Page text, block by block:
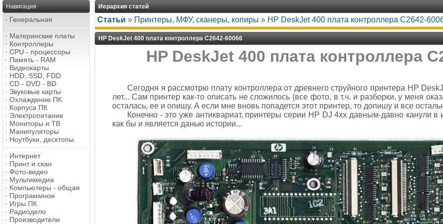
Навигация
· Генеральная
· Материнские платы
· Контроллеры
· CPU - процессоры
· Память - RAM
· Видеокарты
· HDD, SSD, FDD
· CD - DVD - BD
· Звуковые карты
· Охлаждение ПК
· Корпуса ПК
· Электропитание
· Мониторы и ТВ
· Манипуляторы
· Ноутбуки, десктопы
· Интернет
· Принт и скан
· Фото-видео
· Мультимедиа
· Компьютеры - общая
· Программное
· Игры ПК
· Радиодело
· Производители
Иерархия статей
Статьи » Принтеры, МФУ, сканеры, копиры » HP DeskJet 400 плата контроллера C2642-
HP DeskJet 400 плата контроллера C2642-60066
HP DeskJet 400 плата контроллера
Сегодня я рассмотрю плату контроллера от древнего струйного принтера HP
лет... Сам принтер как-то описать не сложилось (все фото, в т.ч. и разборки, у меня
осталась, ее и опишу. А если мне вновь попадется этот принтер, то допишу и все
Конечно - это уже антиквариат, принтеры серии HP DJ 4xx давным-давно канули в
как бы и является данью истории...